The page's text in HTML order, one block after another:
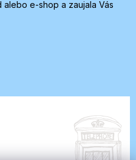
e-shop a zaujala Vás